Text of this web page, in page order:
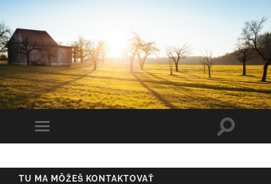
mobile
Toggle
TU MA MÔŽEŠ KONTAKTOVAŤ